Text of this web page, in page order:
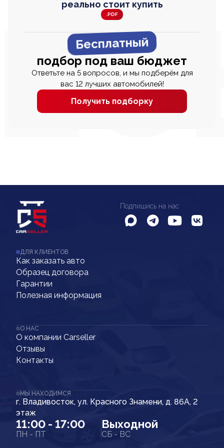
реально стоит купить
.PDF
Бесплатный
подбор под ваш бюджет
Ответьте на 5 вопросов, и мы подберём для
вас 12 лучших автомобилей!
Получить подборку
Подпишись на нас
ДЛЯ КЛИЕНТОВ
Как заказать авто
Образец договора
Гарантии
Полезная информация
О НАС
О компании Carseller
Отзывы
Контакты
МЫ НАХОДИМСЯ
г. Владивосток, ул. Красного Знамени, д. 86А, 2
этаж
11:00 - 17:00
ПН - ПТ
Выходной
СБ - ВС